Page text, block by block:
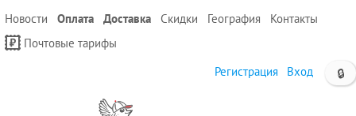
Новости Оплата Доставка Скидки География
Контакты
Почтовые тарифы
🔒
Регистрация Вход